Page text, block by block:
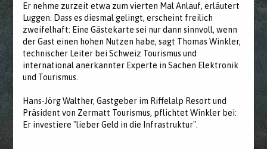
Er nehme zurzeit etwa zum vierten Mal Anlauf, erläutert
Luggen. Dass es diesmal gelingt, erscheint freilich
zweifelhaft: Eine Gästekarte sei nur dann sinnvoll, wenn
der Gast einen hohen Nutzen habe, sagt Thomas Winkler,
technischer Leiter bei Schweiz Tourismus und
international anerkannter Experte in Sachen Elektronik
und Tourismus.
Hans-Jörg Walther, Gastgeber im Riffelalp Resort und
Präsident von Zermatt Tourismus, pflichtet Winkler bei:
Er investiere "lieber Geld in die Infrastruktur".